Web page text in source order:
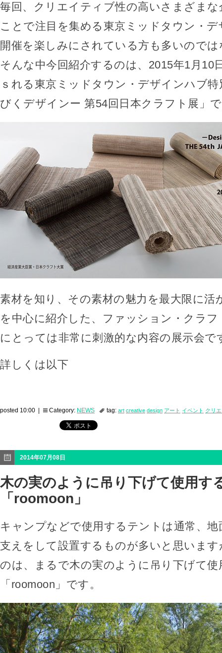
毎回、クリエイティブ性の高いさまざま
ことで注目を集める東京ミッドタウン・
開催を楽しみにされている方も多いので
そんな中今回紹介するのは、2015年1月10
ｓれる東京ミッドタウン・デザインハブ
びくデザインー 第54回日本クラフト展」
素材を知り、その素材の魅力を最大限に活
を中心に紹介した、ファッション・クラ
にとっては非常に刺激的な内容の展示会で
詳しくは以下
posted 10:00 | Category: NEWS tag: art creative design アート イベント クリ
2014年07月08日
木の実のように吊り下げて使用す
「roomoon」
キャンプなどで使用するテントは通常、
支えをして設置するものが多いと思いま
のは、まるで木の実のように吊り下げて
「roomoon」です。